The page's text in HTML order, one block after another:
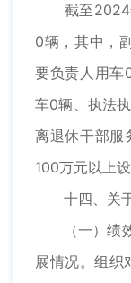
截至2024
0辆，其中，
要负责人用车
车0辆、执法
离退休干部服
100万元以上
十四、关于
（一）绩效
展情况。组织